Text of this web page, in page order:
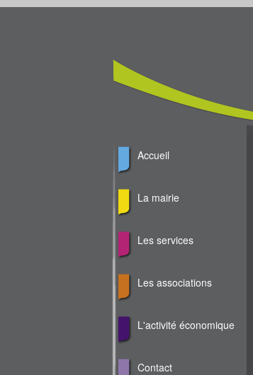
Jump to Content
Vous êtes ici
Accueil
La mairie
Les services
Les associations
L'activité économique
Contact